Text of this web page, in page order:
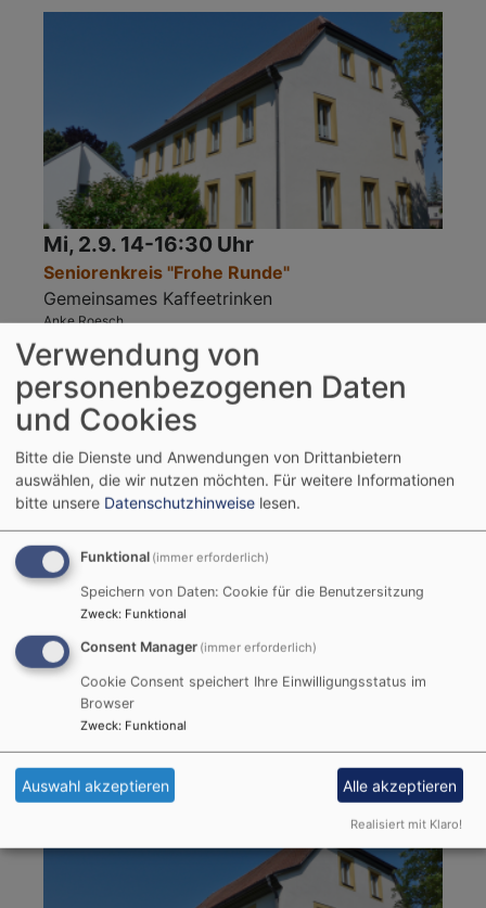
Mi, 2.9. 14-16:30 Uhr
Seniorenkreis "Frohe Runde"
Gemeinsames Kaffeetrinken
Anke Roesch
Gemeindehaus Giebelstadt
Do, 3.9. 19 Uhr
Ökumenisches Friedensgebet
Pfarrerin Christine Schlör
Giebelstadt Gemeindehaus Giebelstadt
Verwendung von
personenbezogenen Daten
und Cookies
Bitte die Dienste und Anwendungen von Drittanbietern
auswählen, die wir nutzen möchten. Für weitere Informationen
bitte unsere Datenschutzhinweise lesen.
Funktional (immer erforderlich)
Speichern von Daten: Cookie für die Benutzersitzung
Zweck: Funktional
Consent Manager (immer erforderlich)
Cookie Consent speichert Ihre Einwilligungsstatus im
Browser
Zweck: Funktional
Auswahl akzeptieren Alle akzeptieren
Realisiert mit Klaro!